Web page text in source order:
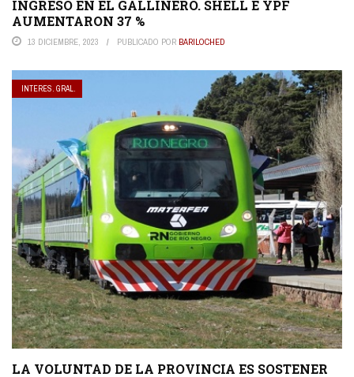
INGRESÓ EN EL GALLINERO. SHELL E YPF
AUMENTARON 37 %
13 DICIEMBRE, 2023 PUBLICADO POR BARILOCHED
INTERES. GRAL.
LA VOLUNTAD DE LA PROVINCIA ES SOSTENER